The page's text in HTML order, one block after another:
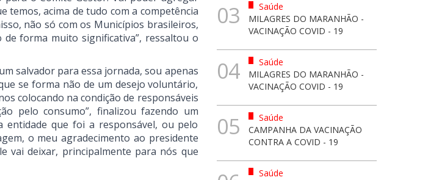
temos, acima de tudo com a competência
não só com os Municípios brasileiros,
forma muito significativa”, ressaltou o
salvador para essa jornada, sou apenas
se forma não de um desejo voluntário,
colocando na condição de responsáveis
pelo consumo”, finalizou fazendo um
entidade que foi a responsável, ou pelo
o meu agradecimento ao presidente
vai deixar, principalmente para nós que
03
Saúde
MILAGRES DO MARANHÃO -
VACINAÇÃO COVID - 19
04
Saúde
MILAGRES DO MARANHÃO -
VACINAÇÃO COVID - 19
05
Saúde
CAMPANHA DA VACINAÇÃO
CONTRA A COVID - 19
Saúde